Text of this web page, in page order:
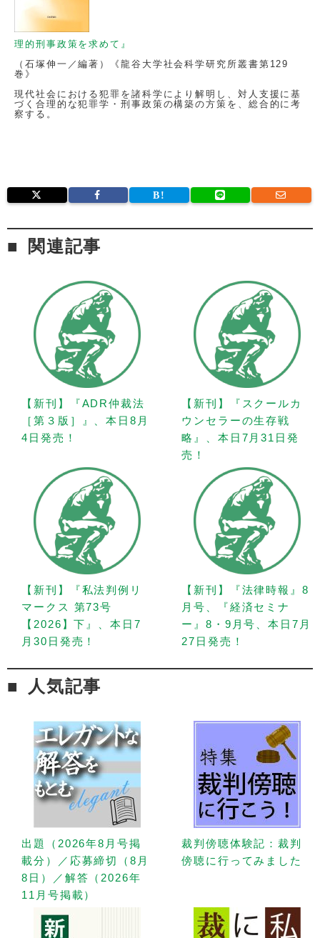
理的刑事政策を求めて』
（石塚伸一／編著）《龍谷大学社会科学研究所叢書第129
巻》
現代社会における犯罪を諸科学により解明し、対人支援に基
づく合理的な犯罪学・刑事政策の構築の方策を、総合的に考
察する。
関連記事
【新刊】『ADR仲裁法
［第３版］』、本日8月
4日発売！
【新刊】『スクールカ
ウンセラーの生存戦
略』、本日7月31日発
売！
【新刊】『私法判例リ
マークス 第73号
【2026】下』、本日7
月30日発売！
【新刊】『法律時報』8
月号、『経済セミナ
ー』8・9月号、本日7月
27日発売！
人気記事
出題（2026年8月号掲
載分）／応募締切（8月
8日）／解答（2026年
11月号掲載）
裁判傍聴体験記：裁判
傍聴に行ってみました